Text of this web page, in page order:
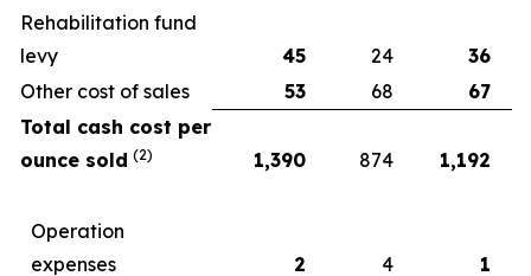
Rehabilitation fund
levy
45 24
36
Other cost of sales
53 68
67
Total cash cost per
ounce sold (2) 1,390 874 1,192
Operation
expenses
2 4
1